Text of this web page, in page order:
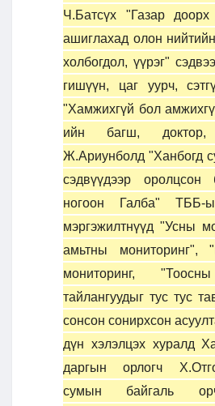
Ч.Батсүх "Газар
ашиглахад олон
холбогдол, үүрэг"
гишүүн, цаг уурч,
"Хамжихгүй бол
ийн багш,
Ж.Ариунболд "Ханбогд
сэдвүүдээр
ногоон Галба" ТББ-
мэргэжилтнүүд "Усны
амьтны мониторинг",
мониторинг,
тайлангуудыг тус тус
сонсон сонирхсон
дүн хэлэлцэх хуралд
даргын орлогч
сумын байгаль